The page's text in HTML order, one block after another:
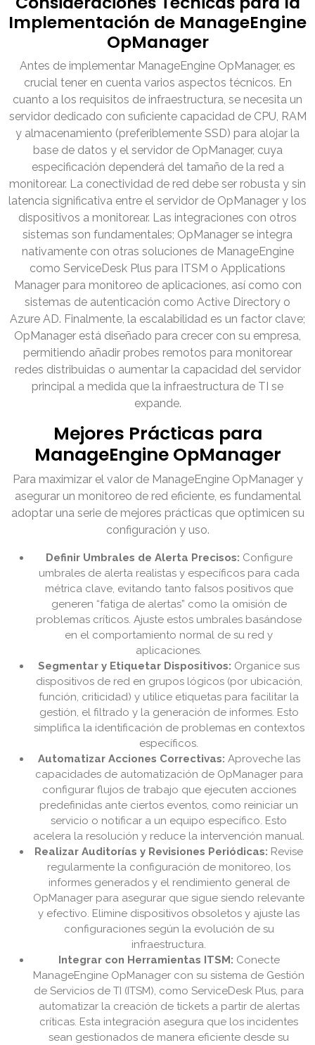
Implementación de ManageEngine
OpManager
Antes de implementar ManageEngine OpManager, es
crucial tener en cuenta varios aspectos técnicos. En
cuanto a los requisitos de infraestructura, se necesita un
servidor dedicado con suficiente capacidad de CPU, RAM
y almacenamiento (preferiblemente SSD) para alojar la
base de datos y el servidor de OpManager, cuya
especificación dependerá del tamaño de la red a
monitorear. La conectividad de red debe ser robusta y sin
latencia significativa entre el servidor de OpManager y los
dispositivos a monitorear. Las integraciones con otros
sistemas son fundamentales; OpManager se integra
nativamente con otras soluciones de ManageEngine
como ServiceDesk Plus para ITSM o Applications
Manager para monitoreo de aplicaciones, así como con
sistemas de autenticación como Active Directory o
Azure AD. Finalmente, la escalabilidad es un factor clave;
OpManager está diseñado para crecer con su empresa,
permitiendo añadir probes remotos para monitorear
redes distribuidas o aumentar la capacidad del servidor
principal a medida que la infraestructura de TI se
expande.
Mejores Prácticas para
ManageEngine OpManager
Para maximizar el valor de ManageEngine OpManager y
asegurar un monitoreo de red eficiente, es fundamental
adoptar una serie de mejores prácticas que optimicen su
configuración y uso.
Definir Umbrales de Alerta Precisos: Configure
umbrales de alerta realistas y específicos para cada
métrica clave, evitando tanto falsos positivos que
generen “fatiga de alertas” como la omisión de
problemas críticos. Ajuste estos umbrales basándose
en el comportamiento normal de su red y
aplicaciones.
Segmentar y Etiquetar Dispositivos: Organice sus
dispositivos de red en grupos lógicos (por ubicación,
función, criticidad) y utilice etiquetas para facilitar la
gestión, el filtrado y la generación de informes. Esto
simplifica la identificación de problemas en contextos
específicos.
Automatizar Acciones Correctivas: Aproveche las
capacidades de automatización de OpManager para
configurar flujos de trabajo que ejecuten acciones
predefinidas ante ciertos eventos, como reiniciar un
servicio o notificar a un equipo específico. Esto
acelera la resolución y reduce la intervención manual.
Realizar Auditorías y Revisiones Periódicas: Revise
regularmente la configuración de monitoreo, los
informes generados y el rendimiento general de
OpManager para asegurar que sigue siendo relevante
y efectivo. Elimine dispositivos obsoletos y ajuste las
configuraciones según la evolución de su
infraestructura.
Integrar con Herramientas ITSM: Conecte
ManageEngine OpManager con su sistema de Gestión
de Servicios de TI (ITSM), como ServiceDesk Plus, para
automatizar la creación de tickets a partir de alertas
críticas. Esta integración asegura que los incidentes
sean gestionados de manera eficiente desde su